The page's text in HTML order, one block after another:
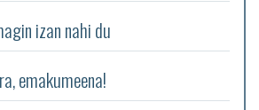
izan nahi du
emakumeena!